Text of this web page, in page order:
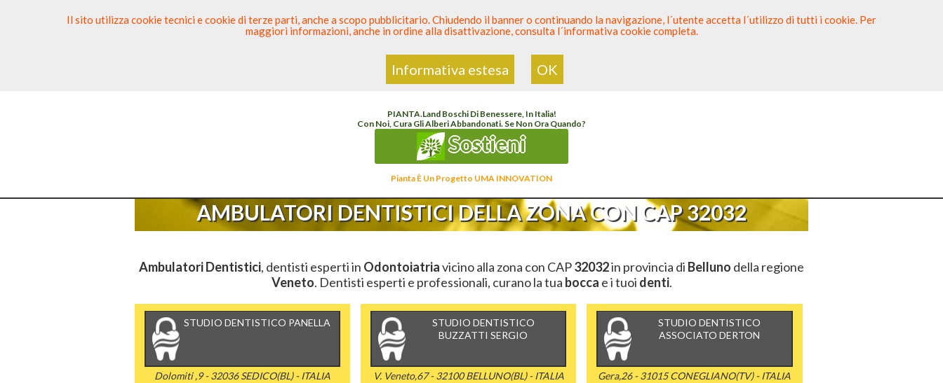
Elenco Dentista Sicuro>Odontoiatria>Ambulatori Dentistici>Veneto
PIANTA.LandBoschi Di Benessere, In Italia!
Con Noi, Cura Gli Alberi Abbandonati. Se Non Ora Quando?
Sostieni
Pianta È Un Progetto UMA INNOVATION
AMBULATORI DENTISTICI DELLA ZONA CON CAP 32032
Ambulatori Dentistici, dentisti esperti in Odontoiatriavicino alla zona con CAP32032in provincia di Belluno della regione
Veneto. Dentisti esperti e professionali, curano la tua bocca e i tuoi denti.
STUDIO DENTISTICO PANELLA
Dolomiti ,9 - 32036 SEDICO(BL) - ITALIA
STUDIO DENTISTICO
BUZZATTI SERGIO
V. Veneto,67 - 32100 BELLUNO(BL) - ITALIA
STUDIO DENTISTICO
ASSOCIATO DERTON
Gera,26 - 31015 CONEGLIANO(TV) - ITALIA
Il sito utilizza cookie tecnici e cookie di terze parti, anche a scopo pubblicitario. Chiudendo il banner o continuando la navigazione, l´utente accetta l´utilizzo di tutti i cookie. Per
maggiori informazioni, anche in ordine alla disattivazione, consulta l´informativa cookie completa.
Informativa estesa OK